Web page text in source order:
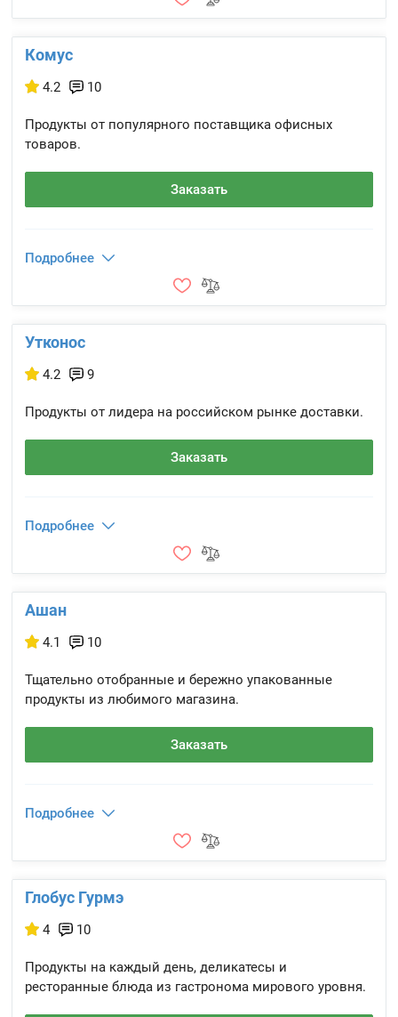
Комус
4.2 10
Продукты от популярного поставщика офисных
товаров.
Заказать
Подробнее
Утконос
4.2 9
Продукты от лидера на российском рынке доставки.
Заказать
Подробнее
Ашан
4.1 10
Тщательно отобранные и бережно упакованные
продукты из любимого магазина.
Заказать
Подробнее
Глобус Гурмэ
4 10
Продукты на каждый день, деликатесы и
ресторанные блюда из гастронома мирового уровня.